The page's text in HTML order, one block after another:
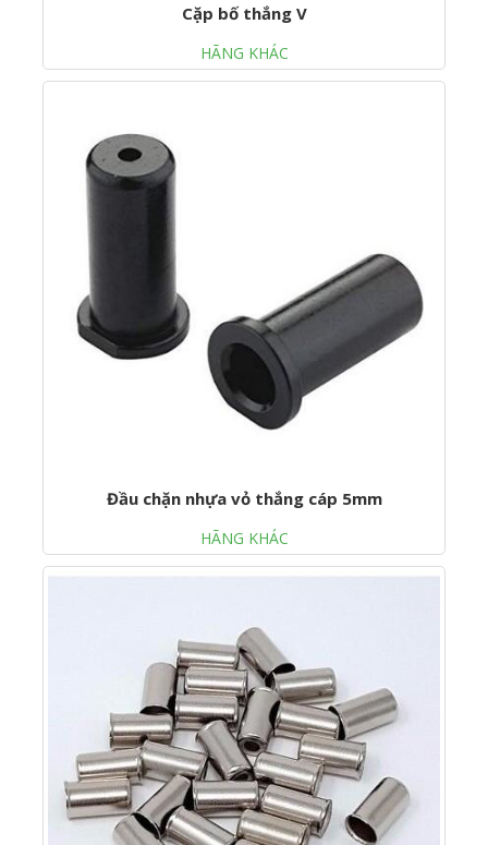
Cặp bố thắng V
HÃNG KHÁC
Đầu chặn nhựa vỏ thắng cáp 5mm
HÃNG KHÁC